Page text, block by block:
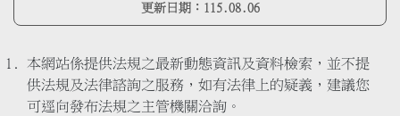
更新日期： 115.08.06
本網站係提供法規之最新動態資訊及資料檢索，並不提
供法規及法律諮詢之服務，如有法律上的疑義，建議您
可逕向發布法規之主管機關洽詢。